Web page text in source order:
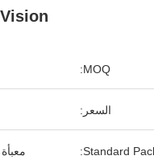
MOQ:
السعر:
Standard